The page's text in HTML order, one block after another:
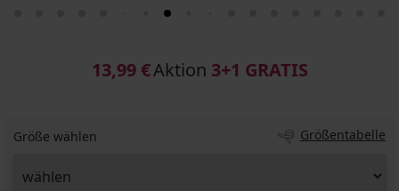
13,99 €Aktion 3+1 GRATIS
Größe wählen Größentabelle